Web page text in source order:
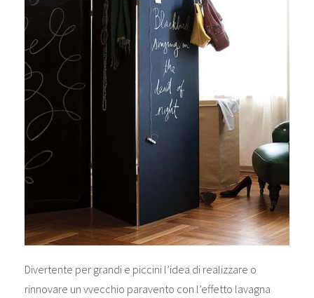
Divertente per grandi e piccini l’idea di realizzare o
rinnovare un vvecchio paravento con l’effetto lavagna